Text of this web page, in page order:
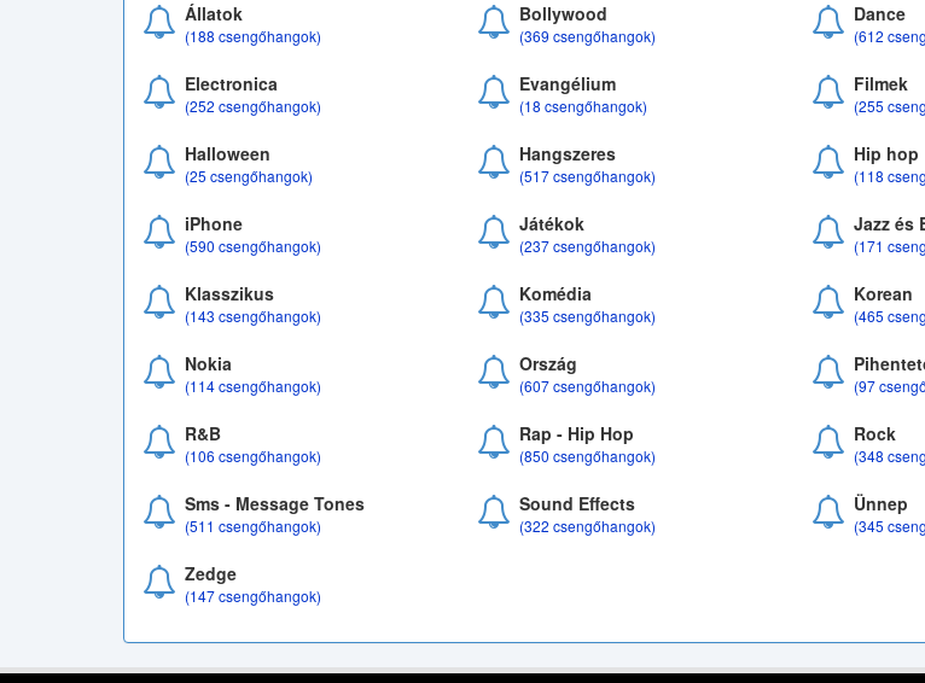
Állatok
(188 csengőhangok)
Bollywood
(369 csengőhangok)
Dance
(612
Electronica
(252 csengőhangok)
Evangélium
(18 csengőhangok)
Filmek
(255
Halloween
(25 csengőhangok)
Hangszeres
(517 csengőhangok)
Hip hop
(118
iPhone
(590 csengőhangok)
Játékok
(237 csengőhangok)
Jazz és
(171
Klasszikus
(143 csengőhangok)
Komédia
(335 csengőhangok)
Korean
(465
Nokia
(114 csengőhangok)
Ország
(607 csengőhangok) (97
R&B
(106 csengőhangok)
Rap - Hip Hop
(850 csengőhangok)
Rock
(348
Sms - Message Tones
(511 csengőhangok)
Sound Effects
(322 csengőhangok)
Ünnep
(345
Zedge
(147 csengőhangok)